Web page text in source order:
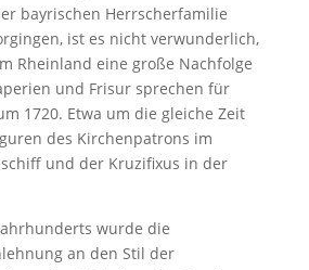
bayrischen Herrscherfamilie
ist es nicht verwunderlich,
Rheinland eine große Nachfolge
und Frisur sprechen für
1720. Etwa um die gleiche Zeit
des Kirchenpatrons im
und der Kruzifixus in der
wurde die
an den Stil der